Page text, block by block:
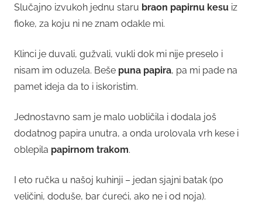
Slučajno izvukoh jednu staru braon papirnu kesu iz
fioke, za koju ni ne znam odakle mi.
Klinci je duvali, gužvali, vukli dok mi nije preselo i
nisam im oduzela. Beše puna papira, pa mi pade na
pamet ideja da to i iskoristim.
Jednostavno sam je malo uobličila i dodala još
dodatnog papira unutra, a onda urolovala vrh kese i
oblepila papirnom trakom.
I eto ručka u našoj kuhinji – jedan sjajni batak (po
veličini, doduše, bar ćureći, ako ne i od noja).